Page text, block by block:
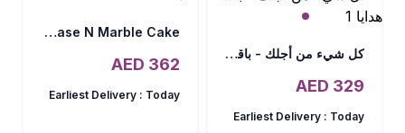
كل شيء من أجلك - باقة هدايا
329
Earliest Delivery : Today
Mix Presentation In Vase N Marble Cake
362
Earliest Delivery : Today